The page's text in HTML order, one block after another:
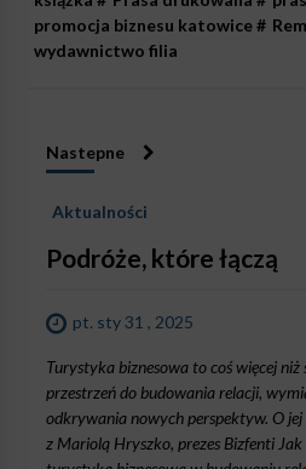
promocja biznesu katowice#
wydawnictwo filia
Nastepne
Aktualności
Podróże, które łączą
pt. sty 31 , 2025
Turystyka biznesowa to coś więcej
przestrzeń do budowania relacji,
odkrywania nowych perspektyw. O
z Mariolą Hryszko, prezes Bizfenti